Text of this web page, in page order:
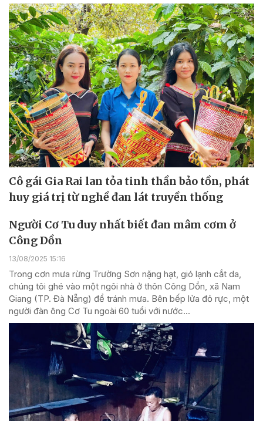
Cô gái Gia Rai lan tỏa tinh thần bảo tồn, phát
huy giá trị từ nghề đan lát truyền thống
Người Cơ Tu duy nhất biết đan mâm cơm ở
Công Dồn
13/08/2025 15:16
Trong cơn mưa rừng Trường Sơn nặng hạt, gió lạnh cắt da,
chúng tôi ghé vào một ngôi nhà ở thôn Công Dồn, xã Nam
Giang (TP. Đà Nẵng) để tránh mưa. Bên bếp lửa đỏ rực, một
người đàn ông Cơ Tu ngoài 60 tuổi với nước...